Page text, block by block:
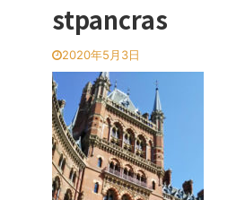
stpancras
2020年5月3日